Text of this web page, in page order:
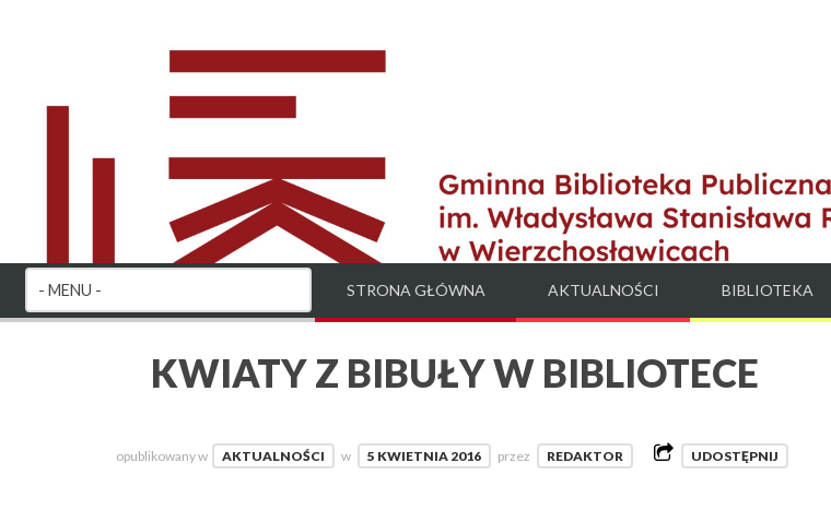
STRONA GŁÓWNA AKTUALNOŚCI BIBLIOTEKA
KWIATY Z BIBUŁY W BIBLIOTECE
opublikowany w AKTUALNOŚCI w 5 KWIETNIA 2016 przez REDAKTOR UDOSTĘPNIJ